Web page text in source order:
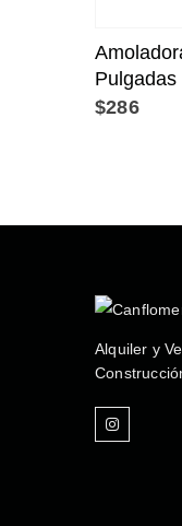
Pulgadas
$286
Alquiler y